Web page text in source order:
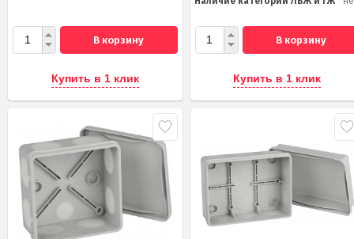
В корзину
Купить в 1 клик
В корзину
Купить в 1 клик